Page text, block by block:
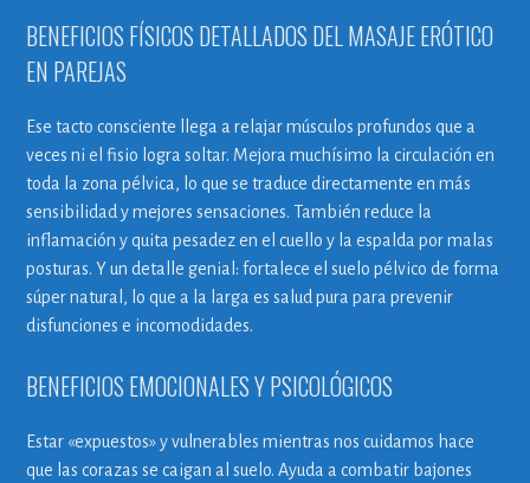
BENEFICIOS FÍSICOS DETALLADOS DEL MASAJE ERÓTICO
EN PAREJAS
Ese tacto consciente llega a relajar músculos profundos que a
veces ni el fisio logra soltar. Mejora muchísimo la circulación en
toda la zona pélvica, lo que se traduce directamente en más
sensibilidad y mejores sensaciones. También reduce la
inflamación y quita pesadez en el cuello y la espalda por malas
posturas. Y un detalle genial: fortalece el suelo pélvico de forma
súper natural, lo que a la larga es salud pura para prevenir
disfunciones e incomodidades.
BENEFICIOS EMOCIONALES Y PSICOLÓGICOS
Estar «expuestos» y vulnerables mientras nos cuidamos hace
que las corazas se caigan al suelo. Ayuda a combatir bajones